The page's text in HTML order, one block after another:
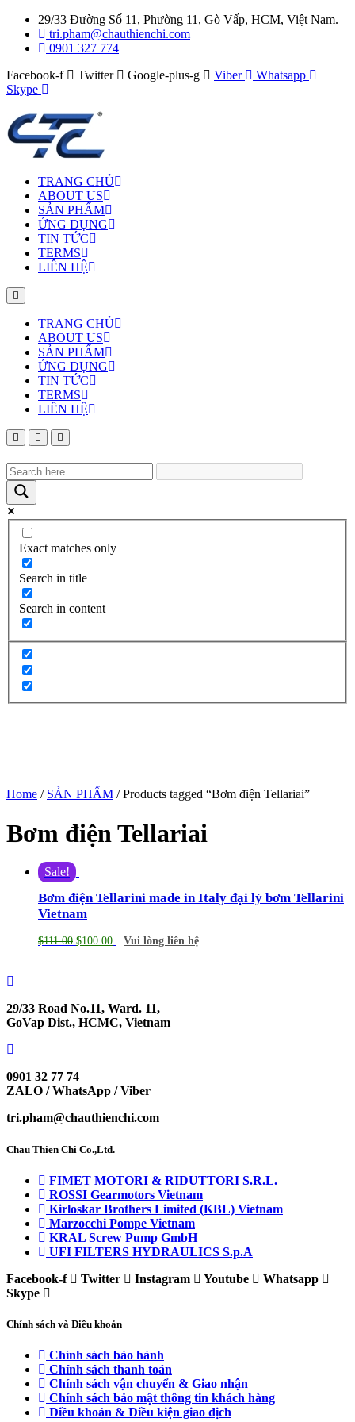
29/33 Đường Số 11, Phường 11, Gò Vấp, HCM, Việt Nam.
tri.pham@chauthienchi.com
0901 327 774
Facebook-f
Twitter Google-plus-g Viber
Whatsapp
Skype
TRANG CHỦ
ABOUT US
SẢN PHẨM
ỨNG DỤNG
TIN TỨC
TERMS
LIÊN HỆ
TRANG CHỦ
ABOUT US
SẢN PHẨM
ỨNG DỤNG
TIN TỨC
TERMS
LIÊN HỆ
Exact matches only
Search in title
Search in content
Home / SẢN PHẨM / Products tagged “Bơm điện Tellariai”
Bơm điện Tellariai
Sale!
Bơm điện Tellarini made in Italy đại lý bơm Tellarini
Vietnam
$111.00 $100.00 Vui lòng liên hệ
29/33 Road No.11, Ward. 11,
GoVap Dist., HCMC, Vietnam
0901 32 77 74
ZALO / WhatsApp / Viber
tri.pham@chauthienchi.com
Chau Thien Chi Co.,Ltd.
FIMET MOTORI & RIDUTTORI S.R.L.
ROSSI Gearmotors Vietnam
Kirloskar Brothers Limited (KBL) Vietnam
Marzocchi Pompe Vietnam
KRAL Screw Pump GmbH
UFI FILTERS HYDRAULICS S.p.A
Facebook-f
Twitter Instagram Youtube
Whatsapp
Skype
Chính sách và Điều khoản
Chính sách bảo hành
Chính sách thanh toán
Chính sách vận chuyển & Giao nhận
Chính sách bảo mật thông tin khách hàng
Điều khoản & Điều kiện giao dịch